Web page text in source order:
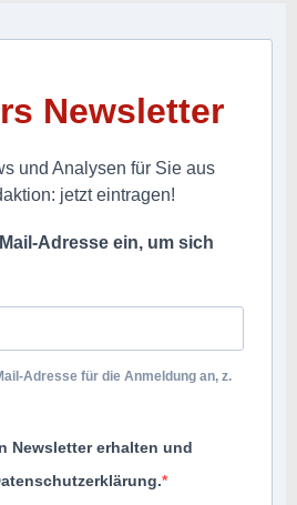
Newsletter
und Analysen für Sie aus
jetzt eintragen!
Adresse ein, um sich
Adresse für die Anmeldung an, z.
Newsletter erhalten und